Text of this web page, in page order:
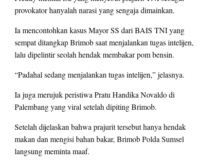
provokator hanyalah narasi yang sengaja dimainkan.
Ia mencontohkan kasus Mayor SS dari BAIS TNI yang
sempat ditangkap Brimob saat menjalankan tugas intelijen,
lalu dipelintir seolah hendak membakar pom bensin.
“Padahal sedang menjalankan tugas intelijen,” jelasnya.
Ia juga merujuk peristiwa Pratu Handika Novaldo di
Palembang yang viral setelah dipiting Brimob.
Setelah dijelaskan bahwa prajurit tersebut hanya hendak
makan dan mengisi bahan bakar, Brimob Polda Sumsel
langsung meminta maaf.